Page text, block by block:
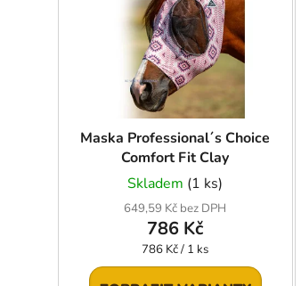
Maska Professional´s Choice
Comfort Fit Clay
Skladem (1 ks)
649,59 Kč bez DPH
786 Kč
Měrná
cena:
786 Kč / 1 ks